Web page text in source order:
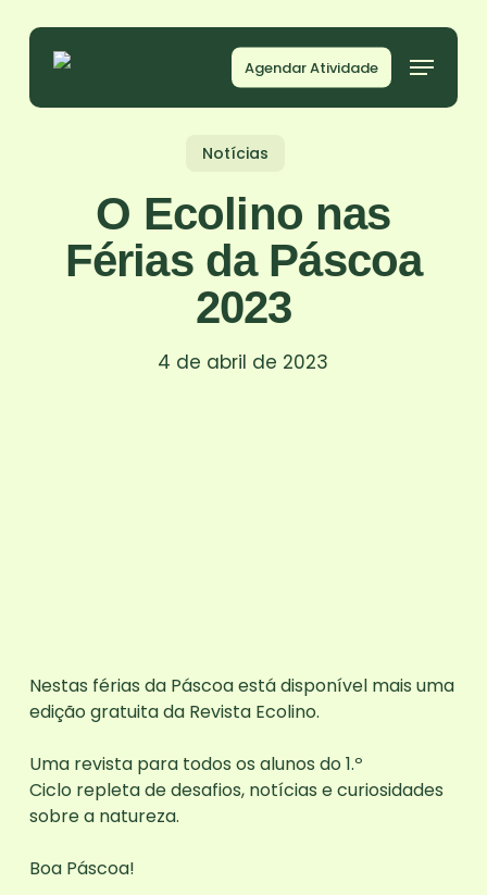
content
Agendar Atividade
Notícias
O Ecolino nas
Férias da Páscoa
2023
4 de abril de 2023
Nestas férias da Páscoa está disponível mais uma
edição gratuita da Revista Ecolino.
Uma revista para todos os alunos do 1.º
Ciclo repleta de desafios, notícias e curiosidades
sobre a natureza.
Boa Páscoa!